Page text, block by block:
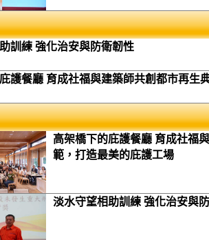
訓練 強化治安與防衛韌性
護餐廳 育成社福與建築師共創都市再生
高架橋下的庇護餐廳 育成社福
範，打造最美的庇護工場
淡水守望相助訓練 強化治安與